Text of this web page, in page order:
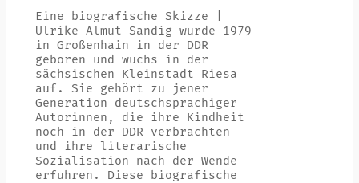
Eine biografische Skizze |
Ulrike Almut Sandig wurde 1979
in Großenhain in der DDR
geboren und wuchs in der
sächsischen Kleinstadt Riesa
auf. Sie gehört zu jener
Generation deutschsprachiger
Autorinnen, die ihre Kindheit
noch in der DDR verbrachten
und ihre literarische
Sozialisation nach der Wende
erfuhren. Diese biografische